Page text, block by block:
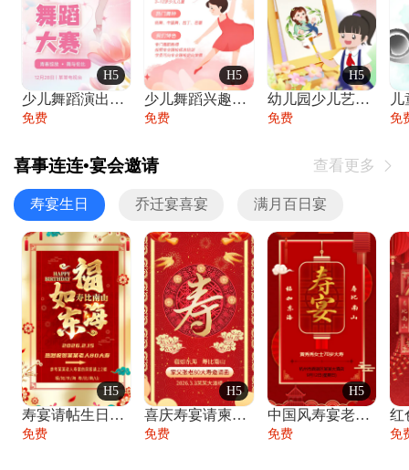
H5
少儿舞蹈演出舞蹈比赛跳舞大赛文艺汇演活动
免费
H5
少儿舞蹈兴趣班艺术培训学校招生宣传
免费
H5
幼儿园少儿艺术展览绘画展摄影作品展美术展
免费 免
喜事连连•宴会邀请 查看更多 
寿宴生日 乔迁宴喜宴 满月百日宴
H5
寿宴请帖生日宴邀请函老人寿星生日快乐祝寿
免费
H5
喜庆寿宴请柬老人生日宴会邀请函请柬过大寿
免费
H5
中国风寿宴老人生日宴会邀请函寿宴请帖请柬
免费 免